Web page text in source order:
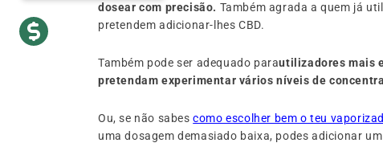
dosear com precisão. Também agrada a quem já
pretendem adicionar-lhes CBD.
Também pode ser adequado parautilizadores mais
pretendam experimentar vários níveis de
Ou, se não sabescomo escolher bem o teu
uma dosagem demasiado baixa, podes adicionar